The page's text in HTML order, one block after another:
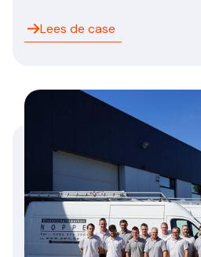
Lees de case